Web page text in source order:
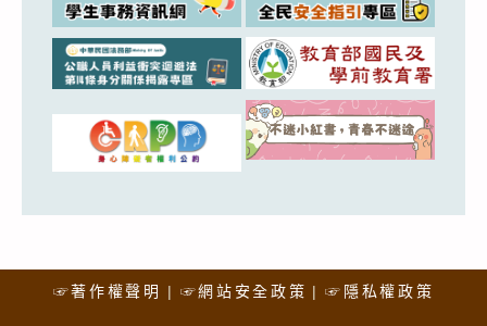
☞著作權聲明 ☞網站安全政策 ☞隱私權政策